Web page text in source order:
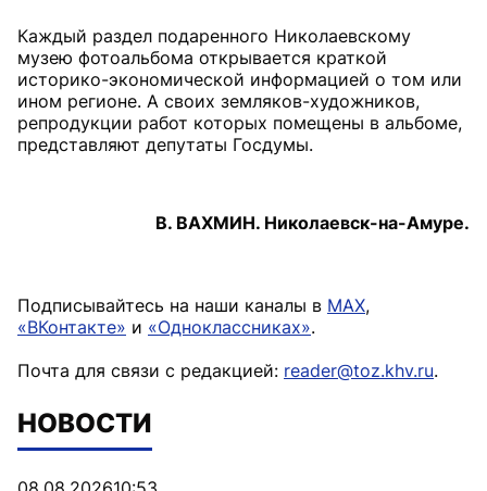
Каждый раздел подаренного Николаевскому
музею фотоальбома открывается краткой
историко-экономической информацией о том или
ином регионе. А своих земляков-художников,
репродукции работ которых помещены в альбоме,
представляют депутаты Госдумы.
В. ВАХМИН. Николаевск-на-Амуре.
Подписывайтесь на наши каналы в MAX,
«ВКонтакте» и «Одноклассниках».
Почта для связи с редакцией: reader@toz.khv.ru.
НОВОСТИ